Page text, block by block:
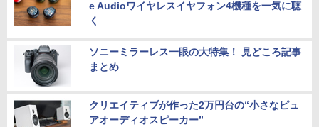
e Audioワイヤレスイヤフォン4機種を一気に聴
く
ソニーミラーレス一眼の大特集！ 見どころ記事
まとめ
クリエイティブが作った2万円台の“小さなピュ
アオーディオスピーカー”